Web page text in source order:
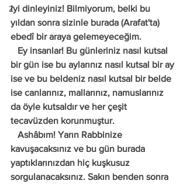
Ziyi dinleyiniz! Bilmiyorum, belki bu
yıldan sonra sizinle burada (Arafat'ta)
ebedî bir araya gelemeyeceğim.
bir gün ise bu aylarınız nasıl kutsal bir ay
ise ve bu beldeniz nasıl kutsal bir belde
ise canlarınız, mallarınız, namuslarınız
da öyle kutsaldır ve her çeşit
tecavüzden korunmuştur.
kavuşacaksınız ve bu gün burada
yaptıklarınızdan hiç kuşkusuz
sorgulanacaksınız. Sakın benden sonra